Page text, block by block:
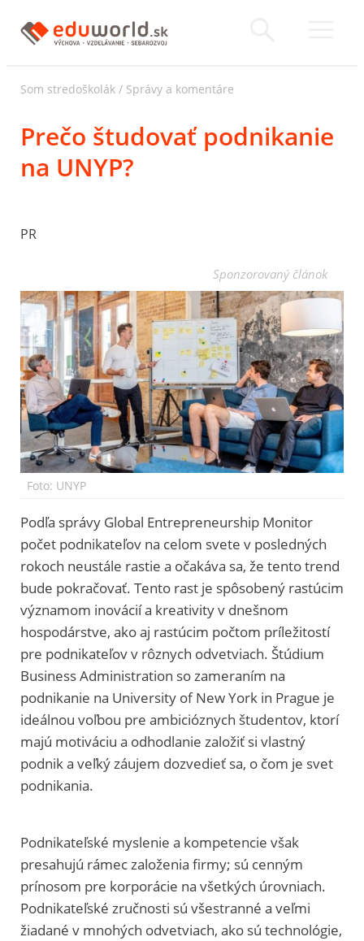
Som stredoškolák / Správy a komentáre
Prečo študovať podnikanie
na UNYP?
PR
Sponzorovaný článok
Foto: UNYP
Podľa správy Global Entrepreneurship Monitor
počet podnikateľov na celom svete v posledných
rokoch neustále rastie a očakáva sa, že tento trend
bude pokračovať. Tento rast je spôsobený rastúcim
významom inovácií a kreativity v dnešnom
hospodárstve, ako aj rastúcim počtom príležitostí
pre podnikateľov v rôznych odvetviach. Štúdium
Business Administration so zameraním na
podnikanie na University of New York in Prague je
ideálnou voľbou pre ambicióznych študentov, ktorí
majú motiváciu a odhodlanie založiť si vlastný
podnik a veľký záujem dozvedieť sa, o čom je svet
podnikania.
Podnikateľské myslenie a kompetencie však
presahujú rámec založenia firmy; sú cenným
prínosom pre korporácie na všetkých úrovniach.
Podnikateľské zručnosti sú všestranné a veľmi
žiadané v mnohých odvetviach, ako sú technológie,